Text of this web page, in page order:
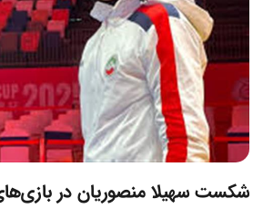
شکست سهیلا منصوریان در